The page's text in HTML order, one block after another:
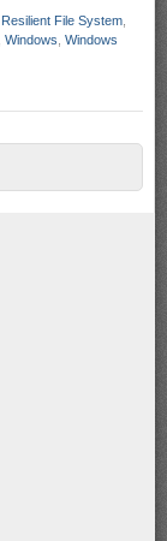
Resilient File System
Windows Windows